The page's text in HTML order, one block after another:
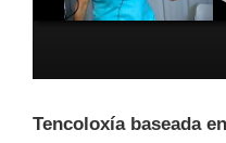
Tencoloxía baseada